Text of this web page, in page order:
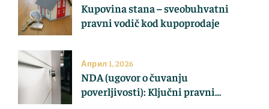
Kupovina stana – sveobuhvatni
pravni vodič kod kupoprodaje
NDA (ugovor o čuvanju
poverljivosti): Ključni pravni
Април 1, 2026